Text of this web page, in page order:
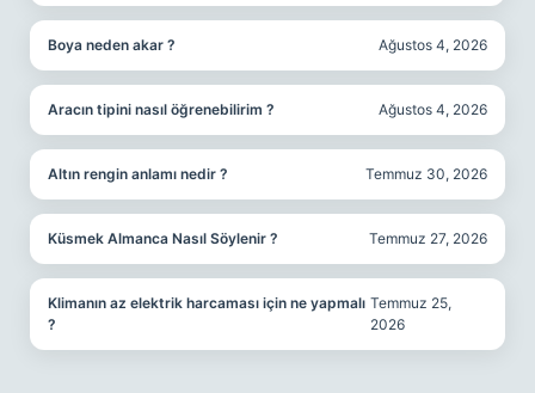
Boya neden akar ? Ağustos 4, 2026
Aracın tipini nasıl öğrenebilirim ? Ağustos 4, 2026
Altın rengin anlamı nedir ? Temmuz 30, 2026
Küsmek Almanca Nasıl Söylenir ? Temmuz 27, 2026
Klimanın az elektrik harcaması için ne yapmalı
?
Temmuz 25,
2026